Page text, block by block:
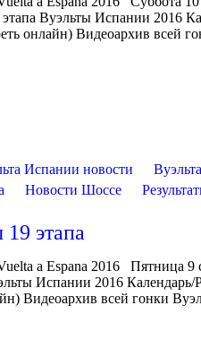
Вуэльты Испании 2016
онлайн) Видеоархив всей
Испании новости
Новости Шоссе
этапа
a Espana 2016 Пятница
Испании 2016
Видеоархив всей гонки